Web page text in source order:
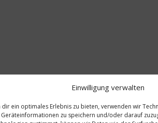
Einwilligung verwalten
dir ein optimales Erlebnis zu bieten, verwenden wir
Geräteinformationen zu speichern und/oder darauf